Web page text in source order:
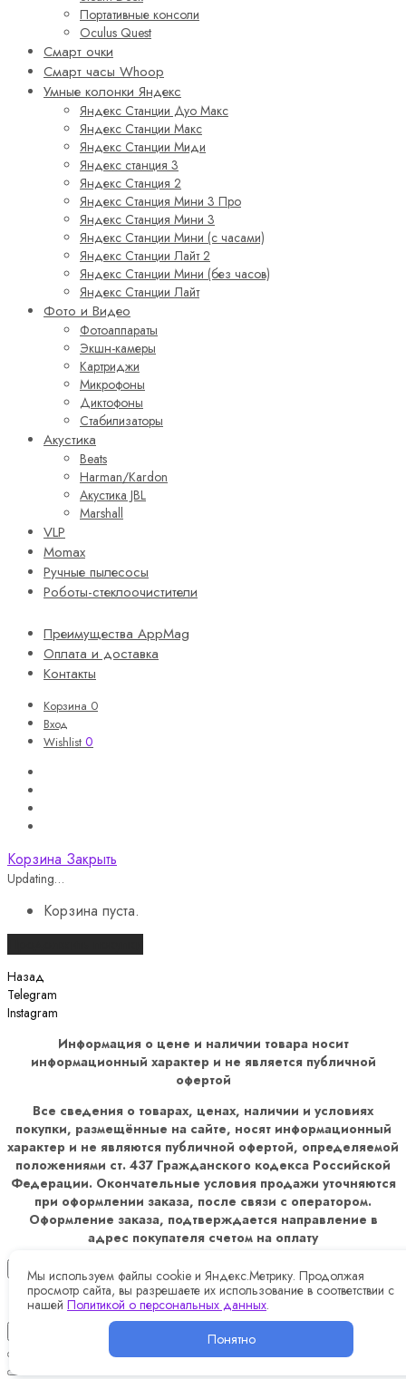
Портативные консоли
Oculus Quest
Смарт очки
Смарт часы Whoop
Умные колонки Яндекс
Яндекс Станции Дуо Макс
Яндекс Станции Макс
Яндекс Станции Миди
Яндекс станция 3
Яндекс Станция 2
Яндекс Станция Мини 3 Про
Яндекс Станция Мини 3
Яндекс Станции Мини (с часами)
Яндекс Станции Лайт 2
Яндекс Станции Мини (без часов)
Яндекс Станции Лайт
Фото и Видео
Фотоаппараты
Экшн-камеры
Картриджи
Микрофоны
Диктофоны
Стабилизаторы
Акустика
Beats
Harman/Kardon
Акустика JBL
Marshall
VLP
Momax
Ручные пылесосы
Роботы-стеклоочистители
Преимущества AppMag
Оплата и доставка
Контакты
Корзина 0
Вход
Wishlist 0
Корзина Закрыть
Updating…
Корзина пуста.
Назад
Telegram
Instagram
Информация о цене и наличии товара носит
информационный характер и не является публичной
офертой
Все сведения о товарах, ценах, наличии и условиях
покупки, размещённые на сайте, носят информационный
характер и не являются публичной офертой, определяемой
положениями ст. 437 Гражданского кодекса Российской
Федерации. Окончательные условия продажи уточняются
при оформлении заказа, после связи с оператором.
Оформление заказа, подтверждается направление в
адрес покупателя счетом на оплату
Мы используем файлы cookie и Яндекс.Метрику. Продолжая
просмотр сайта, вы разрешаете их использование в соответствии с
нашей Политикой о персональных данных.
Понятно